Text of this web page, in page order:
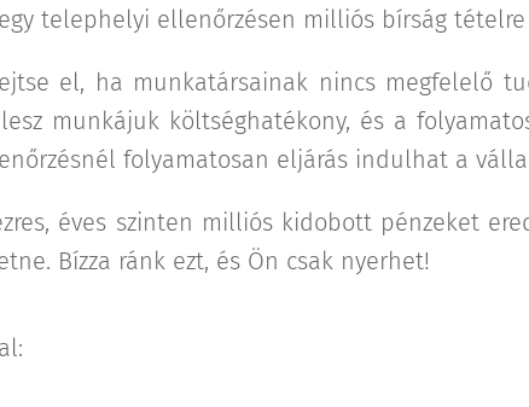
telephelyi ellenőrzésen milliós bírság
el, ha munkatársainak nincs megfelelő
munkájuk költséghatékony, és a
folyamatosan eljárás indulhat a
éves szinten milliós kidobott pénzeket
Bízza ránk ezt, és Ön csak nyerhet!